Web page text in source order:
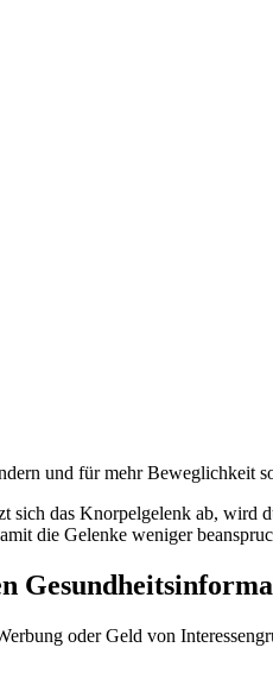
und für mehr Beweglichkeit
das Knorpelgelenk ab,
die Gelenke weniger
oder Geld von